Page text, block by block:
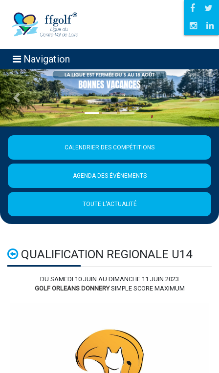
Navigation
Précédent
CALENDRIER DES COMPÉTITIONS
AGENDA DES ÉVÉNEMENTS
TOUTE L'ACTUALITÉ
QUALIFICATION REGIONALE U14
DU SAMEDI 10 JUIN AU DIMANCHE 11 JUIN 2023
GOLF ORLEANS DONNERY SIMPLE SCORE MAXIMUM